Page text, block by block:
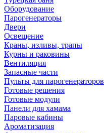
Оборудование
Парогенераторы
Двери
Освещение
Краны, изливы, трапы
Курны и раковины
Вентиляция
Запасные части
Пульты для парогенераторов
Готовые решения
Готовые модули
Панели для хамама
Паровые кабины
Ароматизация